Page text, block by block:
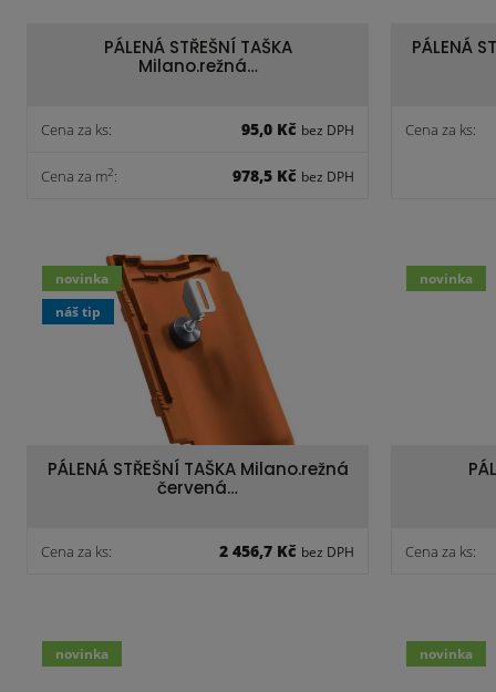
PÁLENÁ STŘEŠNÍ TAŠKA
Milano.režná…
Cena za ks: 95,0 Kč bez DPH
Cena za m2: 978,5 Kč bez DPH
PÁLENÁ
Cena za ks:
PÁLENÁ STŘEŠNÍ TAŠKA Milano.režná
červená…
Cena za ks: 2 456,7 Kč bez DPH
novinka
náš tip
Cena za ks:
novinka
novinka novinka